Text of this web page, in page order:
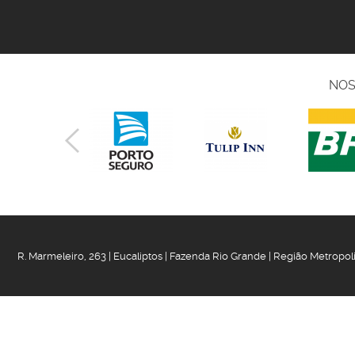
R. Marmeleiro, 263 | Eucaliptos | Fazenda Rio Grande | Região